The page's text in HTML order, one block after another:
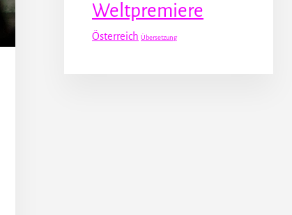
Weltpremiere
Österreich Übersetzung